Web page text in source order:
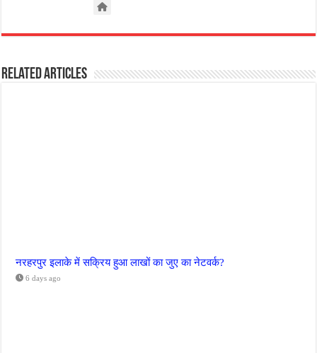
Related Articles
नरहरपुर इलाके में सक्रिय हुआ लाखों का जुए का नेटवर्क?
6 days ago